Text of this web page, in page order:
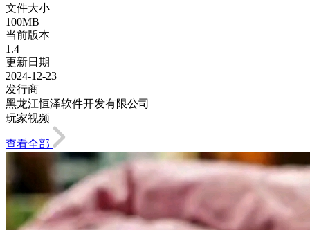
文件大小
100MB
当前版本
1.4
更新日期
2024-12-23
发行商
黑龙江恒泽软件开发有限公司
玩家视频
查看全部